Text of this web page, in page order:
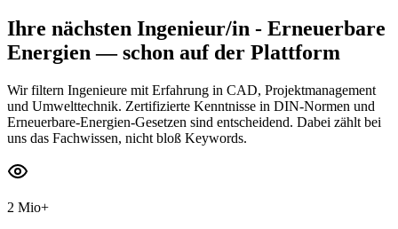
Ihre nächsten Ingenieur/in - Erneuerbare
Energien— schon auf der Plattform
Wir filtern Ingenieure mit Erfahrung in CAD, Projektmanagement
und Umwelttechnik. Zertifizierte Kenntnisse in DIN-Normen und
Erneuerbare-Energien-Gesetzen sind entscheidend. Dabei zählt bei
uns das Fachwissen, nicht bloß Keywords.
2 Mio+